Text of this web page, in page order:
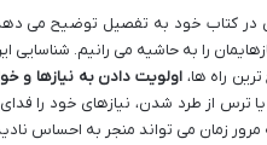
در کتاب خود به تفصیل توضیح می دهد
را به حاشیه می رانیم. شناسایی
ترین راه ها،اولویت دادن به نیازها و
ترس از طرد شدن، نیازهای خود را
مرور زمان می تواند منجر به احساس